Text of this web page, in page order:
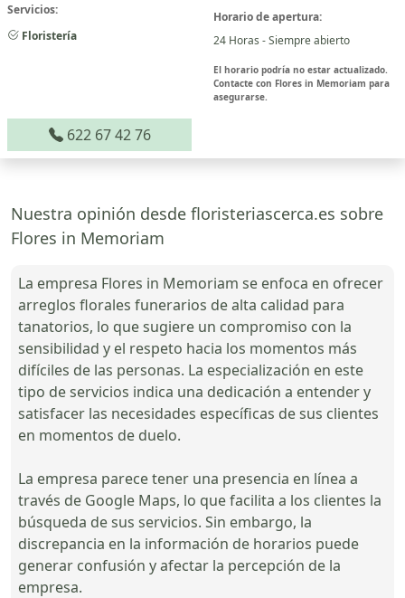
Servicios:
Floristería
Horario de apertura:
24 Horas - Siempre abierto
El horario podría no estar actualizado.
Contacte con Flores in Memoriam para
asegurarse.
622 67 42 76
Nuestra opinión desde floristeriascerca.es sobre
Flores in Memoriam
La empresa Flores in Memoriam se enfoca en ofrecer
arreglos florales funerarios de alta calidad para
tanatorios, lo que sugiere un compromiso con la
sensibilidad y el respeto hacia los momentos más
difíciles de las personas. La especialización en este
tipo de servicios indica una dedicación a entender y
satisfacer las necesidades específicas de sus clientes
en momentos de duelo.
La empresa parece tener una presencia en línea a
través de Google Maps, lo que facilita a los clientes la
búsqueda de sus servicios. Sin embargo, la
discrepancia en la información de horarios puede
generar confusión y afectar la percepción de la
empresa.